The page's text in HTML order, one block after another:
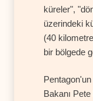
küreler",
üzerindeki
(40
bir bölgede
Bakanı